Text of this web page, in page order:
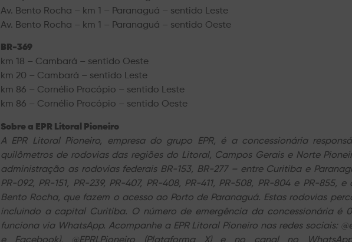
Av. Bento Rocha – km 1 – Paranaguá – sentido Leste
Av. Bento Rocha – km 1 – Paranaguá – sentido Oeste
BR-369
km 18 – Cambará – sentido Oeste
km 20 – Cambará – sentido Leste
km 86 – Cornélio Procópio – sentido Leste
km 86 – Cornélio Procópio – sentido Oeste
Sobre a EPR Litoral Pioneiro
A EPR Litoral Pioneiro, empresa do grupo EPR, é a concessionária
quilômetros de rodovias das regiões do Litoral, Campos Gerais e Norte
administração as rodovias federais BR-153, BR-277 – entre Curitiba e
PR-092, PR-151, PR-239, PR-407, PR-408, PR-411, PR-508, PR-804 e PR-855,
Bento Rocha, que fazem o acesso ao Porto de Paranaguá. Estas rodovias
incluindo a capital Curitiba. O número de emergência da concessionária é
funciona via WhatsApp. Acompanhe a EPR Litoral Pioneiro nas redes sociais:
e Facebook), @EPRLPioneiro (Plataforma X) e no canal no